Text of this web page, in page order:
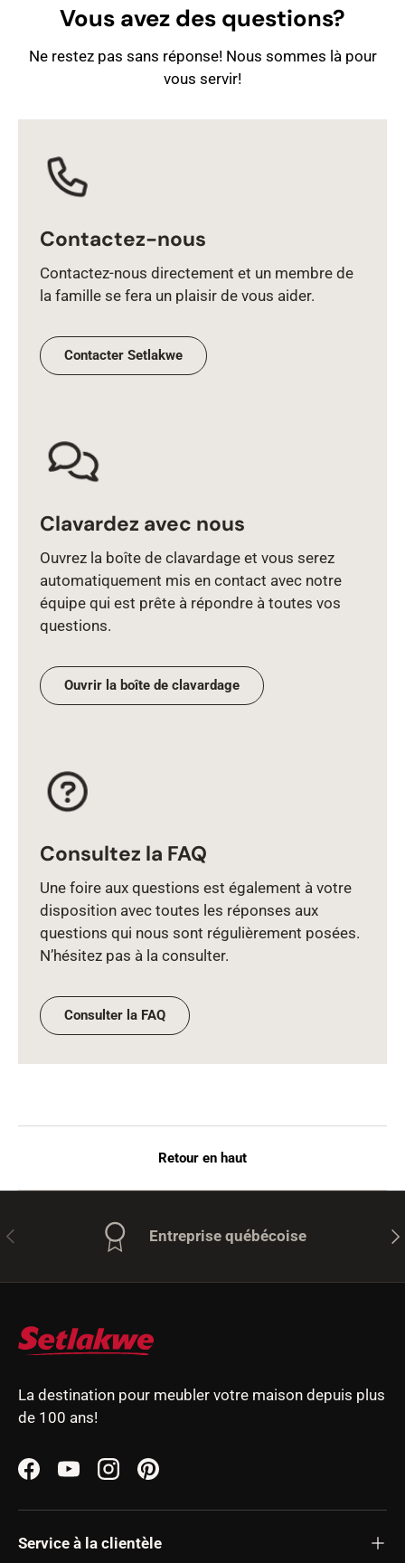
Vous avez des questions?
Ne restez pas sans réponse! Nous sommes là pour
vous servir!
Contactez-nous
Contactez‑nous directement et un membre de
la famille se fera un plaisir de vous aider.
Contacter Setlakwe
Clavardez avec nous
Ouvrez la boîte de clavardage et vous serez
automatiquement mis en contact avec notre
équipe qui est prête à répondre à toutes vos
questions.
Ouvrir la boîte de clavardage
Consultez la FAQ
Une foire aux questions est également à votre
disposition avec toutes les réponses aux
questions qui nous sont régulièrement posées.
N’hésitez pas à la consulter.
Consulter la FAQ
Retour en haut
Précédent Entreprise québécoise
La destination pour meubler votre maison depuis plus
de 100 ans!
FacebookYouTubeInstagramPinterest
Service à la clientèle